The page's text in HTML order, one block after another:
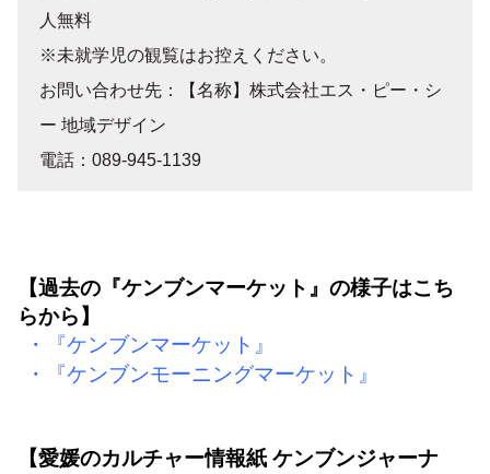
人無料
※未就学児の観覧はお控えください。
お問い合わせ先：【名称】株式会社エス・ピー・シ
ー 地域デザイン
電話：089-945-1139
【過去の『ケンブンマーケット』の様子はこち
らから】
・『ケンブンマーケット』
・『ケンブンモーニングマーケット』
【愛媛のカルチャー情報紙 ケンブンジャーナ